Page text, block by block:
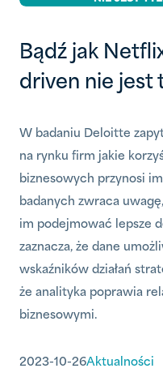
Bądź jak
driven nie jest
W badaniu Deloitte
na rynku firm jakie
biznesowych przynosi
badanych zwraca
im podejmować lepsze
zaznacza, że dane
wskaźników działań
że analityka poprawia
biznesowymi.
2023-10-26Aktualności